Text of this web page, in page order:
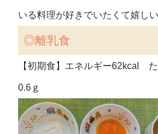
いる料理が好きでいたくて嬉し
◎離乳食
【初期食】エネルギー62kcal
0.6ｇ